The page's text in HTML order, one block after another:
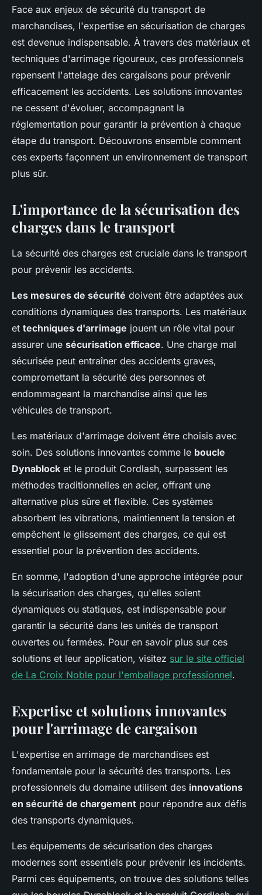
Quelles sont les solutions en
sécurisation des charges
apportées par un expert ?
Laura•20 février 2024 •3 min de lecture
Face aux enjeux de sécurité du transport de
marchandises, l'expertise en sécurisation de charges
est devenue indispensable. À travers des matériaux et
techniques d'arrimage rigoureux, ces professionnels
repensent l'attelage des cargaisons pour prévenir
efficacement les accidents. Les solutions innovantes
ne cessent d'évoluer, accompagnant la
réglementation pour garantir la prévention à chaque
étape du transport. Découvrons ensemble comment
ces experts façonnent un environnement de transport
plus sûr.
L'importance de la sécurisation des
charges dans le transport
La sécurité des charges est cruciale dans le transport
pour prévenir les accidents.
Les mesures de sécurité doivent être adaptées aux
conditions dynamiques des transports. Les matériaux
et techniques d'arrimage jouent un rôle vital pour
assurer une sécurisation efficace. Une charge mal
sécurisée peut entraîner des accidents graves,
compromettant la sécurité des personnes et
endommageant la marchandise ainsi que les
véhicules de transport.
Les matériaux d'arrimage doivent être choisis avec
soin. Des solutions innovantes comme le boucle
Dynablock et le produit Cordlash, surpassent les
méthodes traditionnelles en acier, offrant une
alternative plus sûre et flexible. Ces systèmes
absorbent les vibrations, maintiennent la tension et
empêchent le glissement des charges, ce qui est
essentiel pour la prévention des accidents.
En somme, l'adoption d'une approche intégrée pour
la sécurisation des charges, qu'elles soient
dynamiques ou statiques, est indispensable pour
garantir la sécurité dans les unités de transport
ouvertes ou fermées. Pour en savoir plus sur ces
solutions et leur application, visitez sur le site officiel
de La Croix Noble pour l'emballage professionnel.
Expertise et solutions innovantes
pour l'arrimage de cargaison
L'expertise en arrimage de marchandises est
fondamentale pour la sécurité des transports. Les
professionnels du domaine utilisent des innovations
en sécurité de chargement pour répondre aux défis
des transports dynamiques.
Les équipements de sécurisation des charges
modernes sont essentiels pour prévenir les incidents.
Parmi ces équipements, on trouve des solutions telles